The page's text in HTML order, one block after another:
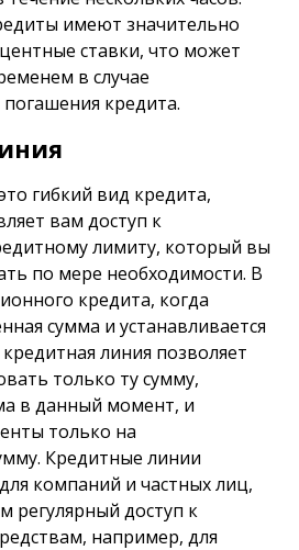
имеют значительно
ставки, что может
в случае
кредита.
гибкий вид кредита,
вам доступ к
лимиту, который вы
по мере необходимости. В
кредита, когда
сумма и устанавливается
линия позволяет
только ту сумму,
в данный момент, и
только на
Кредитные линии
компаний и частных лиц,
регулярный доступ к
например, для